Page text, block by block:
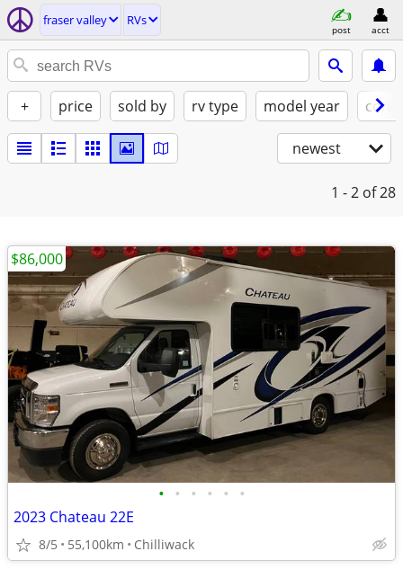
fraser valley RVs
post acct
+ price sold by rv type model year
newest
1 - 2 of 28
• • • • • •
2023 Chateau 22E
8/5 55,100km Chilliwack
$86,000